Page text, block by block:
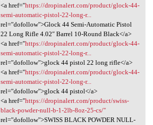
<a href="https://dropinalert.com/product/glock-44-
semi-automatic-pistol-22-long-r...
rel="dofollow">Glock 44 Semi-Automatic Pistol
22 Long Rifle 4.02″ Barrel 10-Round Black</a>
<a href="https://dropinalert.com/product/glock-44-
semi-automatic-pistol-22-long-r...
rel="dofollow">glock 44 pistol 22 long rifle</a>
<a href="https://dropinalert.com/product/glock-44-
semi-automatic-pistol-22-long-r...
rel="dofollow">glock 44 pistol</a>
<a href="https://dropinalert.com/product/swiss-
black-powder-null-b-1-2lb-8oz-25-cs/"
rel="dofollow">SWISS BLACK POWDER NULL-